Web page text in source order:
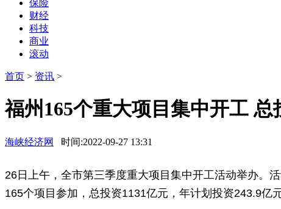
保险
财经
科技
商业
滚动
首页 > 资讯 >
福州165个重大项目集中开工 总
海峡经济网 时间:2022-09-27 13:31
26日上午，全市第三季度重大项目集中开工活动举办。
165个项目参加，总投资1131亿元，年计划投资243.9亿元